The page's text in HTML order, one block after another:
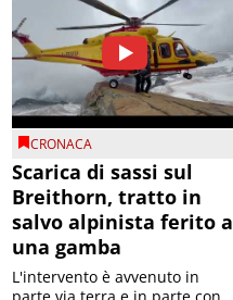
CRONACA
Scarica di sassi sul
Breithorn, tratto in
salvo alpinista ferito a
una gamba
L'intervento è avvenuto in
parte via terra e in parte con